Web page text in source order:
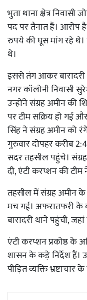
भुता थाना क्षेत्र
पद पर तैनात हैं। आरोप
रुपये की घूस मांग रहे
थे।
इससे तंग आकर बारादरी
नगर कॉलोनी निवासी
उन्होंने संग्रह अमीन की
पर टीम सक्रिय हो गई
सिंह ने संग्रह अमीन को
गुरुवार दोपहर करीब
सदर तहसील पहुंचे।
दी, एंटी करप्शन की टीम
तहसील में संग्रह अमीन
मच गई। अफरातफरी के
बारादरी थाने पहुंची,
एंटी करप्शन प्रकोष्ठ के
शासन के कड़े निर्देश हैं।
पीड़ित व्यक्ति